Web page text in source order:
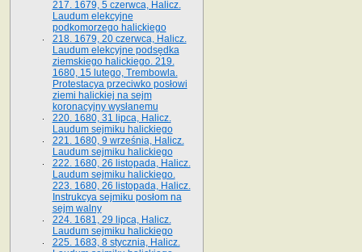
217. 1679, 5 czerwca, Halicz.
Laudum elekcyjne
podkomorzego halickiego
218. 1679, 20 czerwca, Halicz.
Laudum elekcyjne podsędka
ziemskiego halickiego. 219.
1680, 15 lutego, Trembowla.
Protestacya przeciwko posłowi
ziemi halickiej na sejm
koronacyjny wysłanemu
220. 1680, 31 lipca, Halicz.
Laudum sejmiku halickiego
221. 1680, 9 września, Halicz.
Laudum sejmiku halickiego
222. 1680, 26 listopada, Halicz.
Laudum sejmiku halickiego.
223. 1680, 26 listopada, Halicz.
Instrukcya sejmiku posłom na
sejm walny
224. 1681, 29 lipca, Halicz.
Laudum sejmiku halickiego
225. 1683, 8 stycznia, Halicz.